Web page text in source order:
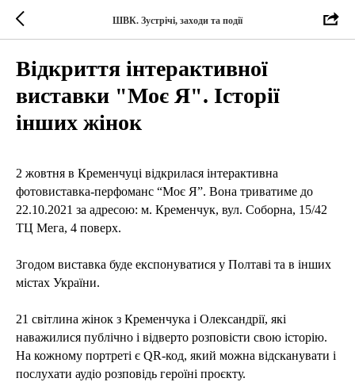
ШВК. Зустрічі, заходи та події
Відкриття інтерактивної
виставки "Моє Я". Історії
інших жінок
2 жовтня в Кременчуці відкрилася інтерактивна
фотовиставка-перфоманс “Моє Я”. Вона триватиме до
22.10.2021 за адресою: м. Кременчук, вул. Соборна, 15/42
ТЦ Мега, 4 поверх.
Згодом виставка буде експонуватися у Полтаві та в інших
містах України.
21 світлина жінок з Кременчука і Олександрії, які
наважилися публічно і відверто розповісти свою історію.
На кожному портреті є QR-код, який можна відсканувати і
послухати аудіо розповідь героїні проєкту.